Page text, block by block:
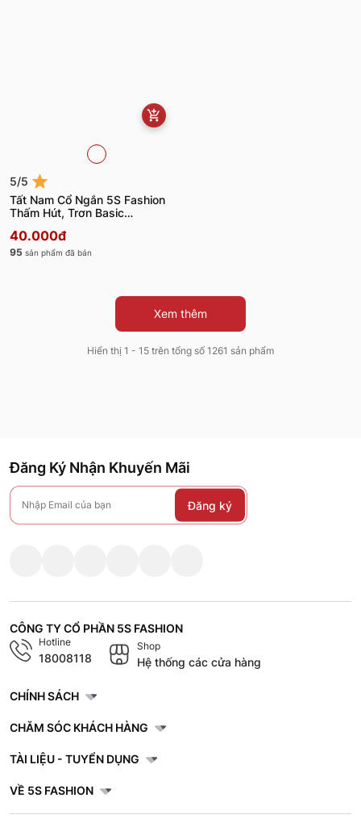
5/5
Tất Nam Cổ Ngắn 5S Fashion
Thấm Hút, Trơn Basic
TAT25001
40.000đ
Xem thêm
Đăng Ký Nhận Khuyến Mãi
Đăng ký
CÔNG TY CỔ PHẦN 5S FASHION
Hotline Shop
CHÍNH SÁCH
CHĂM SÓC KHÁCH HÀNG
TÀI LIỆU - TUYỂN DỤNG
VỀ 5S FASHION